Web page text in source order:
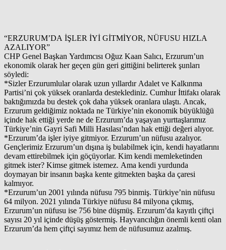
“ERZURUM’DA İŞLER İYİ GİTMİYOR, NÜFUSU HIZLA
AZALIYOR”
CHP Genel Başkan Yardımcısı Oğuz Kaan Salıcı, Erzurum’un
ekonomik olarak her geçen gün geri gittiğini belirterek şunları
söyledi:
*Sizler Erzurumlular olarak uzun yıllardır Adalet ve Kalkınma
Partisi’ni çok yüksek oranlarda desteklediniz. Cumhur İttifakı olarak
baktığımızda bu destek çok daha yüksek oranlara ulaştı. Ancak,
Erzurum geldiğimiz noktada ne Türkiye’nin ekonomik büyüklüğü
içinde hak ettiği yerde ne de Erzurum’da yaşayan yurttaşlarımız
Türkiye’nin Gayri Safi Milli Hasılası’ndan hak ettiği değeri alıyor.
*Erzurum’da işler iyiye gitmiyor. Erzurum’un nüfusu azalıyor.
Gençlerimiz Erzurum’un dışına iş bulabilmek için, kendi hayatlarını
devam ettirebilmek için göçüyorlar. Kim kendi memleketinden
gitmek ister? Kimse gitmek istemez. Ama kendi yurdunda
doymayan bir insanın başka kente gitmekten başka da çaresi
kalmıyor.
*Erzurum’un 2001 yılında nüfusu 795 binmiş. Türkiye’nin nüfusu
64 milyon. 2021 yılında Türkiye nüfusu 84 milyona çıkmış,
Erzurum’un nüfusu ise 756 bine düşmüş. Erzurum’da kayıtlı çiftçi
sayısı 20 yıl içinde düşüş göstermiş. Hayvancılığın önemli kenti olan
Erzurum’da hem çiftçi sayımız hem de nüfusumuz azalmış.